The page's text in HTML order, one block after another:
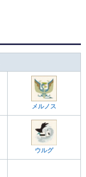
メルノス
ウルグ